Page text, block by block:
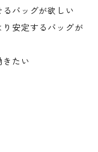
るバッグが欲しい
り安定するバッグが
きたい